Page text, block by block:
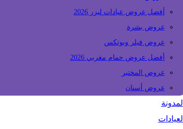
أفضل عروض عيادات ليزر 2026
عروض بشرة
عروض فيلر وبوتكس
أفضل عروض حمام مغربي 2026
عروض المختبر
عروض أسنان
المدونة
العيادات